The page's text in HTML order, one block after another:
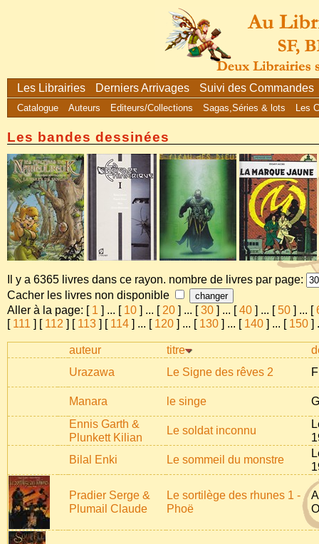
Les Librairies Derniers Arrivages Suivi des Commandes
Catalogue Auteurs Editeurs/Collections Sagas,Séries & lots Les
Les bandes dessinées
Il y a 6365 livres dans ce rayon. nombre de livres par page:
Cacher les livres non disponible
Aller à la page: [ 1 ] ... [ 10 ] ... [ 20 ] ... [30 ] ... [40 ] ... [ 50 ] ... [
[ 111 ] [ 112 ] [ 113 ] [ 114 ] ... [ 120 ] ... [ 130 ] ... [ 140 ] ... [ 150 ]
auteur titre
Urazawa
Le Signe des rêves 2
Manara le singe
Ennis Garth &
Plunkett Kilian
Le soldat inconnu
Bilal Enki
Le sommeil du monstre
Pradier Serge &
Plumail Claude
Le sortilège des rhunes 1 -
Phoë